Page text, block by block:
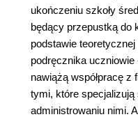
ukończeniu szkoły
będący przepustką do
podstawie
podręcznika uczniowie
nawiążą współpracę
tymi, które
administrowaniu nimi.